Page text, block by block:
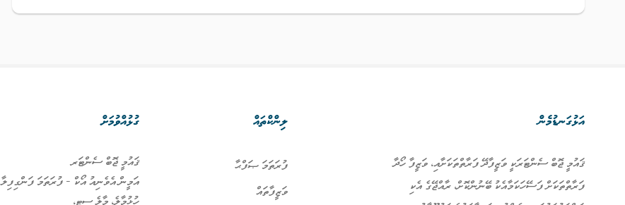
އަޅުގަނޑުމެން
ޤައުމީ ޖޮބް ސެންޓަރަކީ ވަޒީފާދޭ ފަރާތްތަކަށާއި، ވަޒީފާ ހޯދާ
ފަރާތްތަކަށް ފަސޭހަކަމާއެކު ބޭނުންކޮށް، ރާއްޖޭގެ އެކި
ލިންކްތައް
ފުރަތަމަ ޞަފްޙާ
ވަޒީފާތައް
ގުޅުއްވުމަށް
ޤައުމީ ޖޮބް ސެންޓަރ
އަމީން އެވެނިއު އޯކް - ފުރަތަމަ ފަންގިފިލާ
ހުޅުމާލެ، މާލެ ސިޓީ،